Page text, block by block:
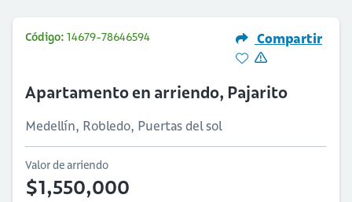
Código: 14679-78646594 Compartir
Apartamento en arriendo, Pajarito
Medellín, Robledo, Puertas del sol
Valor de arriendo
$1,550,000